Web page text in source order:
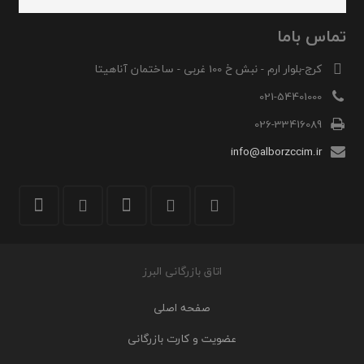
تماس باما
کرج-بلوار ارم - نبش خ 100 غربی - ساختمان آناهیتا
021-54401000
026-33416089
info@alborzccim.ir
اتاق بازرگانی البرز
صفحه اصلی
عضویت و کارت بازرگانی